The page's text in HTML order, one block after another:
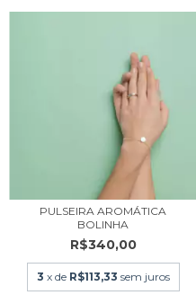
PULSEIRA AROMÁTICA
BOLINHA
R$340,00
3 x de R$113,33 sem juros